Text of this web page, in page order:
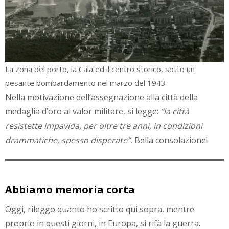
La zona del porto, la Cala ed il centro storico, sotto un
pesante bombardamento nel marzo del 1943
Nella motivazione dell’assegnazione alla città della
medaglia d’oro al valor militare, si legge: “la città
resistette impavida, per oltre tre anni, in condizioni
drammatiche, spesso disperate”. Bella consolazione!
Abbiamo memoria corta
Oggi, rileggo quanto ho scritto qui sopra, mentre
proprio in questi giorni, in Europa, si rifà la guerra.